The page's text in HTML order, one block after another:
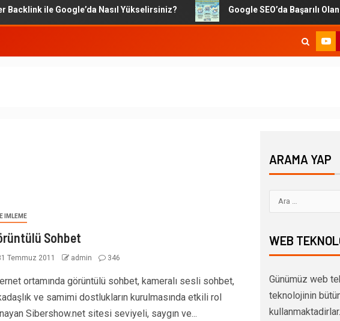
ile Google’da Nasıl Yükselirsiniz? Google SEO’da Başarılı Olan
IMLEME
Sohbet
Temmuz 2011 admin 346
ortamında görüntülü sohbet, kameralı sesli sohbet,
ve samimi dostlukların kurulmasında etkili rol
Sibershow.net sitesi seviyeli, saygın ve...
ARAMA YAP
WEB
Günümüz web
teknolojinin